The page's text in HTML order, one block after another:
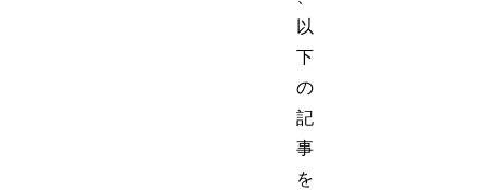
以
下
の
記
事
を